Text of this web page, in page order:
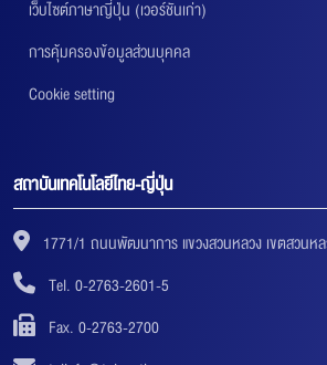
เว็บไซต์ภาษาญี่ปุ่น (เวอร์ชันเก่า)
การคุ้มครองข้อมูลส่วนบุคคล
Cookie setting
สถาบันเทคโนโลยีไทย-ญี่ปุ่น
1771/1 ถนนพัฒนาการ แขวงสวนหลวง เขตสวนห
Tel. 0-2763-2601-5
Fax. 0-2763-2700